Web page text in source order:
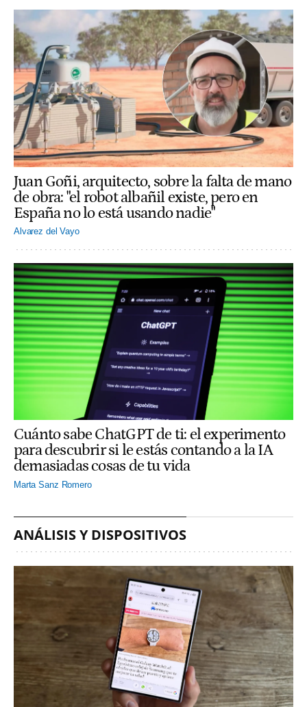
Juan Goñi, arquitecto, sobre la falta de mano
de obra: "el robot albañil existe, pero en
España no lo está usando nadie"
Alvarez del Vayo
Cuánto sabe ChatGPT de ti: el experimento
para descubrir si le estás contando a la IA
demasiadas cosas de tu vida
Marta Sanz Romero
ANÁLISIS Y DISPOSITIVOS